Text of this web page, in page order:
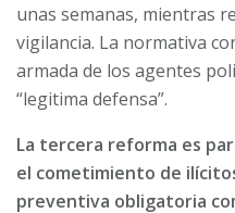
unas semanas, mientras
vigilancia. La normativa
armada de los agentes
“legitima defensa”.
La tercera reforma es
el cometimiento de
preventiva obligatoria